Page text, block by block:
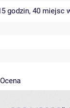
godzin, 40 miejsc